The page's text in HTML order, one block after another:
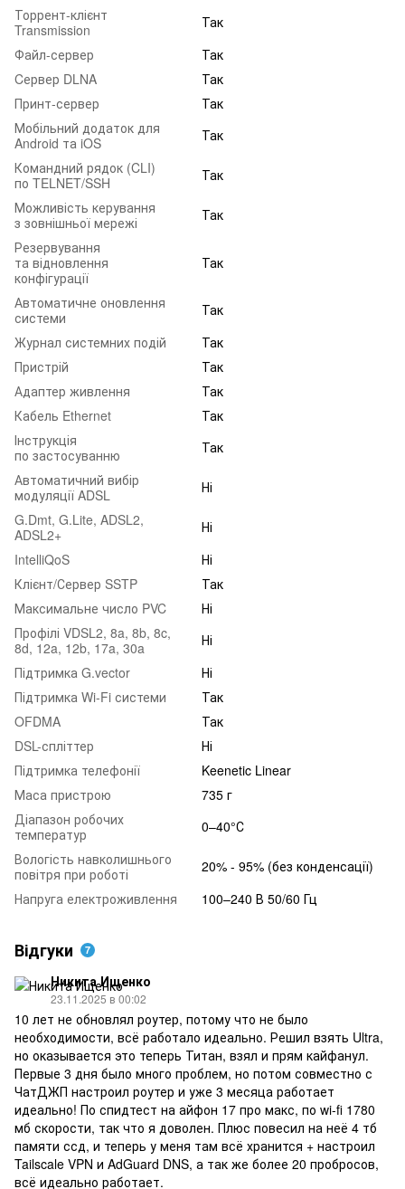
Торрент-клієнт
Transmission
Так
Файл-сервер
Так
Cервер DLNA
Так
Принт-сервер
Так
Мобільний додаток для
Android та iOS
Так
Командний рядок (CLI)
по TELNET/SSH
Так
Можливість керування
з зовнішньої мережі
Так
Резервування
та відновлення
конфігурації
Так
Автоматичне оновлення
системи
Так
Журнал системних подій
Так
Пристрій
Так
Адаптер живлення
Так
Кабель Ethernet
Так
Інструкція
по застосуванню
Так
Автоматичний вибір
модуляції ADSL
Ні
G.Dmt, G.Lite, ADSL2,
ADSL2+
Ні
IntelliQoS
Ні
Клієнт/Сервер SSTP
Так
Максимальне число PVC
Ні
Профілі VDSL2, 8a, 8b, 8c,
8d, 12a, 12b, 17a, 30a
Ні
Підтримка G.vector
Ні
Підтримка Wi-Fi системи
Так
OFDMA
Так
DSL-спліттер
Ні
Підтримка телефонії
Keenetic Linear
Маса пристрою
735 г
Діапазон робочих
температур
0–40°С
Вологість навколишнього
повітря при роботі
20% - 95% (без конденсації)
Напруга електроживлення
100–240 В 50/60 Гц
Відгуки 7
Никита Ищенко
23.11.2025 в 00:02
10 лет не обновлял роутер, потому что не было
необходимости, всё работало идеально. Решил взять Ultra,
но оказывается это теперь Титан, взял и прям кайфанул.
Первые 3 дня было много проблем, но потом совместно с
ЧатДЖП настроил роутер и уже 3 месяца работает
идеально! По спидтест на айфон 17 про макс, по wi-fi 1780
мб скорости, так что я доволен. Плюс повесил на неё 4 тб
памяти ссд, и теперь у меня там всё хранится + настроил
Tailscale VPN и AdGuard DNS, а так же более 20 пробросов,
всё идеально работает.